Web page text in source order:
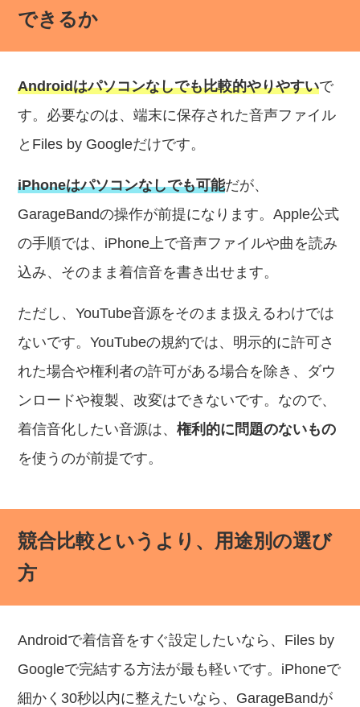
できるか
Androidはパソコンなしでも比較的やりやすいで
す。必要なのは、端末に保存された音声ファイル
とFiles by Googleだけです。
iPhoneはパソコンなしでも可能だが、
GarageBandの操作が前提になります。Apple公式
の手順では、iPhone上で音声ファイルや曲を読み
込み、そのまま着信音を書き出せます。
ただし、YouTube音源をそのまま扱えるわけでは
ないです。YouTubeの規約では、明示的に許可さ
れた場合や権利者の許可がある場合を除き、ダウ
ンロードや複製、改変はできないです。なので、
着信音化したい音源は、権利的に問題のないもの
を使うのが前提です。
競合比較というより、用途別の選び
方
Androidで着信音をすぐ設定したいなら、Files by
Googleで完結する方法が最も軽いです。iPhoneで
細かく30秒以内に整えたいなら、GarageBandが